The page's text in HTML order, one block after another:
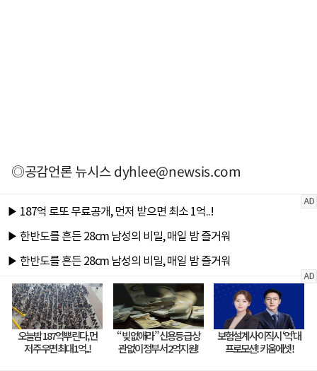
◎공감언론 뉴시스dyhlee@newsis.com